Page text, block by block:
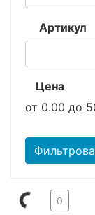
Артикул
Цена
от 0.00 до
0